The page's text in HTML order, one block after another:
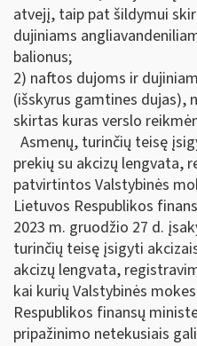
atvejį, taip pat šildymui
dujiniams
balionus;
2) naftos dujoms ir
(išskyrus gamtines dujas),
skirtas kuras verslo
Asmenų, turinčių teisę
prekių su akcizų lengvata,
patvirtintos Valstybinės
Lietuvos Respublikos
2023 m. gruodžio 27 d.
turinčių teisę įsigyti
akcizų lengvata,
kai kurių Valstybinės
Respublikos finansų
pripažinimo netekusiais